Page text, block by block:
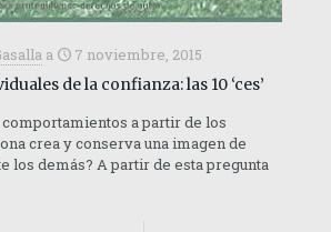
a
7 noviembre, 2015
de la confianza: las 10 ‘ces’
comportamientos a partir de los
crea y conserva una imagen de
los demás? A partir de esta pregunta